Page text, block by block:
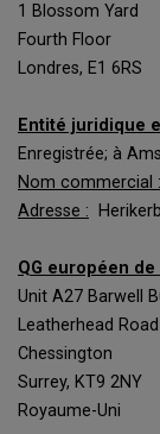
1 Blossom Yard
Fourth Floor
Londres, E1 6RS
Entité juridique
Enregistrée; à
Nom commercial :
Adresse :
QG européen de
Unit A27 Barwell
Leatherhead Road
Chessington
Surrey, KT9 2NY
Royaume-Uni